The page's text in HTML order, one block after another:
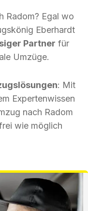
Radom? Egal wo
Eberhardt
Partner für
Umzüge.
: Mit
Expertenwissen
nach Radom
wie möglich